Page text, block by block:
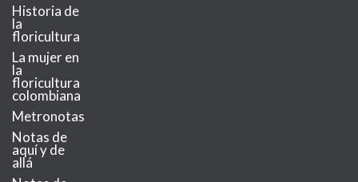
Historia de
la
floricultura
La mujer en
la
floricultura
colombiana
Metronotas
Notas de
aquí y de
allá